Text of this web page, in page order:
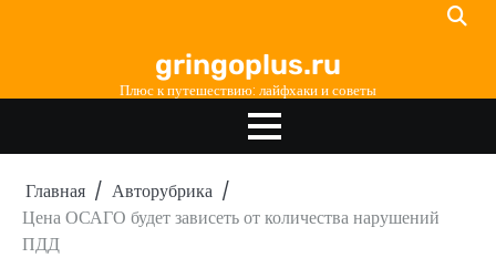
gringoplus.ru
Плюс к путешествию: лайфхаки и советы
Главная
Авторубрика
Цена ОСАГО будет зависеть от количества нарушений
ПДД